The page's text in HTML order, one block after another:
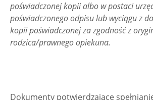
poświadczonej kopii albo w postaci
poświadczonego odpisu lub wyciągu z
kopii poświadczonej za zgodność z
rodzica/prawnego opiekuna.
Dokumenty potwierdzające